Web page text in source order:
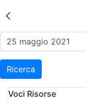
Risultati
Ricerca
Voci Risorse